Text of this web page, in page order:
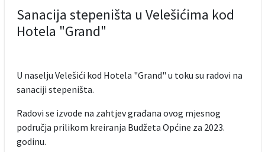
Sanacija stepeništa u Velešićima kod
Hotela "Grand"
U naselju Velešići kod Hotela "Grand" u toku su radovi na
sanaciji stepeništa.
Radovi se izvode na zahtjev građana ovog mjesnog
područja prilikom kreiranja Budžeta Općine za 2023.
godinu.